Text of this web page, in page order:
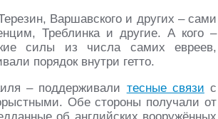
Варшавского и других – сами
Треблинка и другие. А кого –
силы из числа самих евреев,
порядок внутри гетто.
– поддерживали тесные связи с
Обе стороны получали от